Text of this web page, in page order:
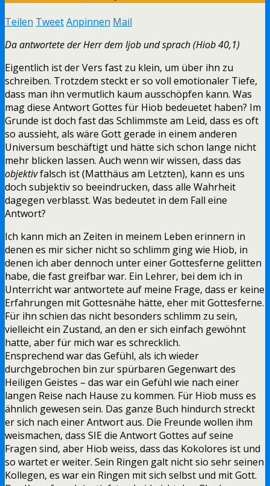
Teilen TweetAnpinnen Mail
Da antwortete der Herr dem Ijob und sprach (Hiob 40,1)
Eigentlich ist der Vers fast zu klein, um über ihn zu
schreiben. Trotzdem steckt er so voll emotionaler Tiefe,
dass man ihn vermutlich kaum ausschöpfen kann. Was
mag diese Antwort Gottes für Hiob bedeuetet haben? Im
Grunde ist doch fast das Schlimmste am Leid, dass es oft
so aussieht, als wäre Gott gerade in einem anderen
Universum beschäftigt und hätte sich schon lange nicht
mehr blicken lassen. Auch wenn wir wissen, dass das
objektivfalsch ist (Matthäus am Letzten), kann es uns
doch subjektiv so beeindrucken, dass alle Wahrheit
dagegen verblasst. Was bedeutet in dem Fall eine
Antwort?
Ich kann mich an Zeiten in meinem Leben erinnern in
denen es mir sicher nicht so schlimm ging wie Hiob, in
denen ich aber dennoch unter einer Gottesferne gelitten
habe, die fast greifbar war. Ein Lehrer, bei dem ich in
Unterricht war antwortete auf meine Frage, dass er keine
Erfahrungen mit Gottesnähe hätte, eher mit Gottesferne.
Für ihn schien das nicht besonders schlimm zu sein,
vielleicht ein Zustand, an den er sich einfach gewöhnt
hatte, aber für mich war es schrecklich.
Ensprechend war das Gefühl, als ich wieder
durchgebrochen bin zur spürbaren Gegenwart des
Heiligen Geistes – das war ein Gefühl wie nach einer
langen Reise nach Hause zu kommen. Für Hiob muss es
ähnlich gewesen sein. Das ganze Buch hindurch streckt
er sich nach einer Antwort aus. Die Freunde wollen ihm
weismachen, dass SIE die Antwort Gottes auf seine
Fragen sind, aber Hiob weiss, dass das Kokolores ist und
so wartet er weiter. Sein Ringen galt nicht sio sehr seinen
Kollegen, es war ein Ringen mit sich selbst und mit Gott.